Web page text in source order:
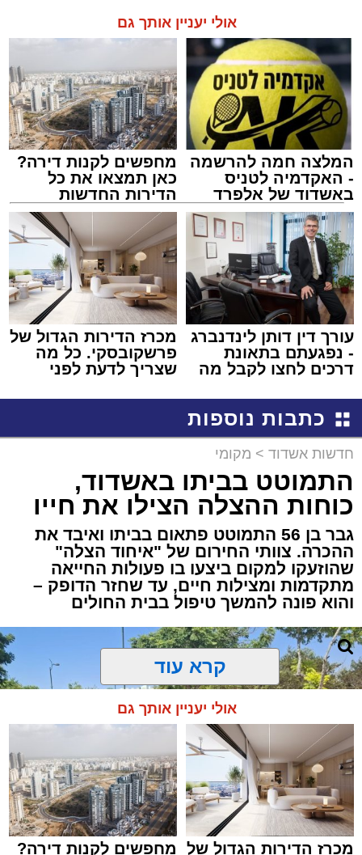
אולי יעניין אותך גם
המלצה חמה להרשמה
- האקדמיה לטניס
באשדוד של אלפרד
קריאולנסקי - לילדים
מחפשים לקנות דירה?
כאן תמצאו את כל
הדירות החדשות
למכירה באשדוד >>>
עורך דין דותן לינדנברג
- נפגעתם בתאונת
דרכים לחצו לקבל מה
מכרז הדירות הגדול של
פרשקובסקי. כל מה
שצריך לדעת לפני
באשדוד
כתבות נוספות
חדשות אשדוד > מקומי
התמוטט בביתו באשדוד,
כוחות ההצלה הצילו את חייו
גבר בן 56 התמוטט פתאום בביתו ואיבד את
ההכרה. צוותי החירום של "איחוד הצלה"
שהוזעקו למקום ביצעו בו פעולות החייאה
מתקדמות ומצילות חיים, עד שחזר הדופק –
והוא פונה להמשך טיפול בבית החולים
קרא עוד
אולי יעניין אותך גם
מכרז הדירות הגדול של מחפשים לקנות דירה?